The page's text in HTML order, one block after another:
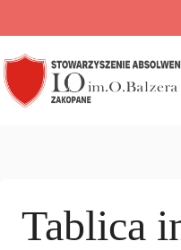
treści
Tablica